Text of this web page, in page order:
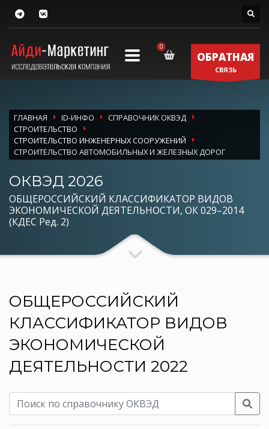
ОБРАТНАЯ
СВЯЗЬ
ГЛАВНАЯ ID-ИНФО
СПРАВОЧНИК ОКВЭД
СТРОИТЕЛЬСТВО
СТРОИТЕЛЬСТВО ИНЖЕНЕРНЫХ СООРУЖЕНИЙ
СТРОИТЕЛЬСТВО АВТОМОБИЛЬНЫХ И ЖЕЛЕЗНЫХ ДОРОГ
ОКВЭД 2026
ОБЩЕРОССИЙСКИЙ КЛАССИФИКАТОР ВИДОВ
ЭКОНОМИЧЕСКОЙ ДЕЯТЕЛЬНОСТИ, ОК 029–2014
(КДЕС Ред. 2)
ОБЩЕРОССИЙСКИЙ
КЛАССИФИКАТОР ВИДОВ
ЭКОНОМИЧЕСКОЙ
ДЕЯТЕЛЬНОСТИ 2022